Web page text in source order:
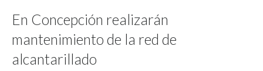
En Concepción realizarán
mantenimiento de la red de
alcantarillado